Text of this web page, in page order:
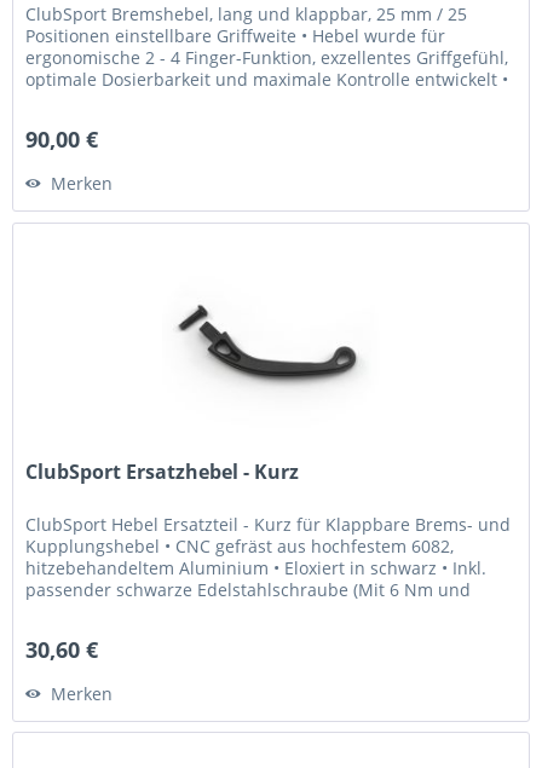
ClubSport Bremshebel, lang und klappbar, 25 mm / 25
Positionen einstellbare Griffweite • Hebel wurde für
ergonomische 2 - 4 Finger-Funktion, exzellentes Griffgefühl,
optimale Dosierbarkeit und maximale Kontrolle entwickelt •
90,00 €
Merken
ClubSport Ersatzhebel - Kurz
ClubSport Hebel Ersatzteil - Kurz für Klappbare Brems- und
Kupplungshebel • CNC gefräst aus hochfestem 6082,
hitzebehandeltem Aluminium • Eloxiert in schwarz • Inkl.
passender schwarze Edelstahlschraube (Mit 6 Nm und
30,60 €
Merken